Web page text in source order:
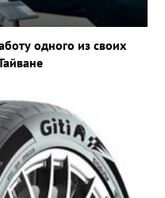
одного из своих